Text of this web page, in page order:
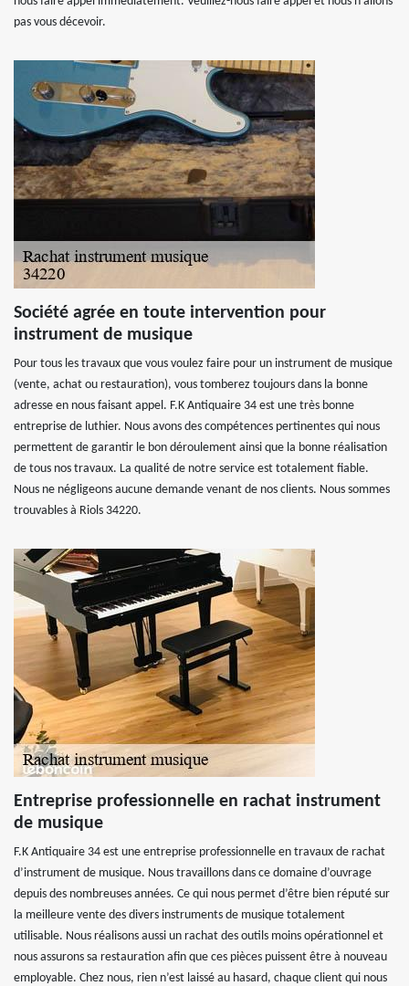
pas vous décevoir.
Société agrée en toute intervention pour
instrument de musique
Pour tous les travaux que vous voulez faire pour un instrument de musique
(vente, achat ou restauration), vous tomberez toujours dans la bonne
adresse en nous faisant appel. F.K Antiquaire 34 est une très bonne
entreprise de luthier. Nous avons des compétences pertinentes qui nous
permettent de garantir le bon déroulement ainsi que la bonne réalisation
de tous nos travaux. La qualité de notre service est totalement fiable.
Nous ne négligeons aucune demande venant de nos clients. Nous sommes
trouvables à Riols 34220.
Entreprise professionnelle en rachat instrument
de musique
F.K Antiquaire 34 est une entreprise professionnelle en travaux de rachat
d’instrument de musique. Nous travaillons dans ce domaine d’ouvrage
depuis des nombreuses années. Ce qui nous permet d’être bien réputé sur
la meilleure vente des divers instruments de musique totalement
utilisable. Nous réalisons aussi un rachat des outils moins opérationnel et
nous assurons sa restauration afin que ces pièces puissent être à nouveau
employable. Chez nous, rien n’est laissé au hasard, chaque client qui nous